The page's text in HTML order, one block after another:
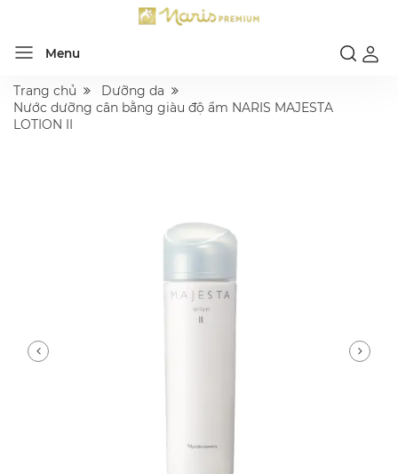
Menu
Trang chủ
Dưỡng da
Nước dưỡng cân bằng giàu độ ẩm NARIS MAJESTA
LOTION II